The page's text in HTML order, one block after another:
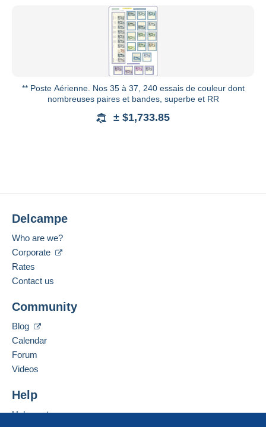
** Poste Aérienne. Nos 35 à 37, 240 essais de couleur dont
nombreuses paires et bandes, superbe et RR
± $1,733.85
Delcampe
Who are we?
Corporate
Rates
Contact us
Community
Blog
Calendar
Forum
Videos
Help
Help center